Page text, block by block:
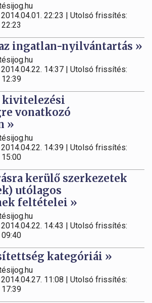
22:23 | Utolsó frissítés:
ingatlan-nyilvántartás »
14:37 | Utolsó frissítés:
kivitelezési
vonatkozó
»
14:39 | Utolsó frissítés:
kerülő szerkezetek
utólagos
feltételei »
14:43 | Utolsó frissítés:
kategóriái »
11:08 | Utolsó frissítés: